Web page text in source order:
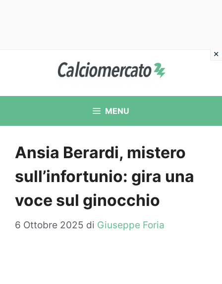
contenuto
MENU
Ansia Berardi, mistero
sull’infortunio: gira una
voce sul ginocchio
6 Ottobre 2025 di Giuseppe Foria